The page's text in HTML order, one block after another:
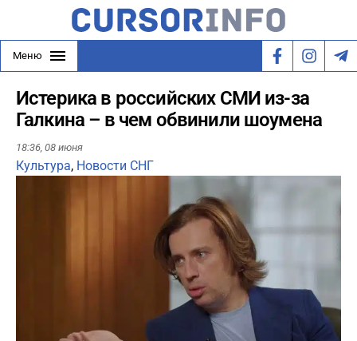
Меню
Истерика в российских СМИ из-за
Галкина – в чем обвинили шоумена
18:36, 08 июня
Культура, Новости СНГ